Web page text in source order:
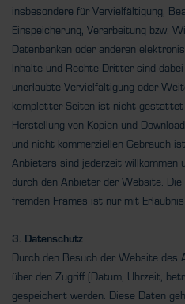
insbesondere für Vervielfältigung,
Einspeicherung, Verarbeitung bzw.
Datenbanken oder anderen
Inhalte und Rechte Dritter sind
unerlaubte Vervielfältigung oder
kompletter Seiten ist nicht gestattet
Herstellung von Kopien und
und nicht kommerziellen Gebrauch
Anbieters sind jederzeit willkommen
durch den Anbieter der Website.
fremden Frames ist nur mit
3. Datenschutz
Durch den Besuch der Website des
über den Zugriff (Datum, Uhrzeit,
gespeichert werden. Diese Daten